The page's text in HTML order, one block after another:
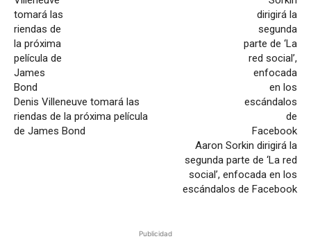
Denis Villeneuve tomará las
riendas de la próxima película
de James Bond
Aaron Sorkin dirigirá la
segunda parte de ‘La red
social’, enfocada en los
escándalos de Facebook
Publicidad